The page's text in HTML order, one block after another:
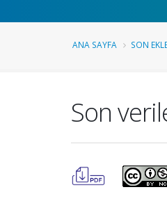
ANA SAYFA SON
Son